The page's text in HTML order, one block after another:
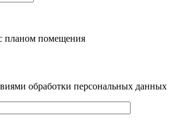
планом помещения
обработки персональных данных